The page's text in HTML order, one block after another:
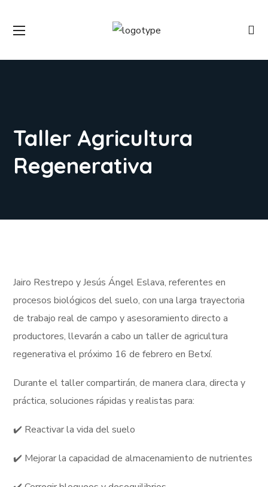
Taller Agricultura
Regenerativa
Jairo Restrepo y Jesús Ángel Eslava, referentes en
procesos biológicos del suelo, con una larga trayectoria
de trabajo real de campo y asesoramiento directo a
productores, llevarán a cabo un taller de agricultura
regenerativa el próximo 16 de febrero en Betxí.
Durante el taller compartirán, de manera clara, directa y
práctica, soluciones rápidas y realistas para:
✔️ Reactivar la vida del suelo
✔️ Mejorar la capacidad de almacenamiento de nutrientes